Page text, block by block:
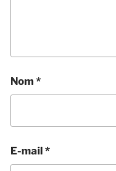
Nom*
E-mail*